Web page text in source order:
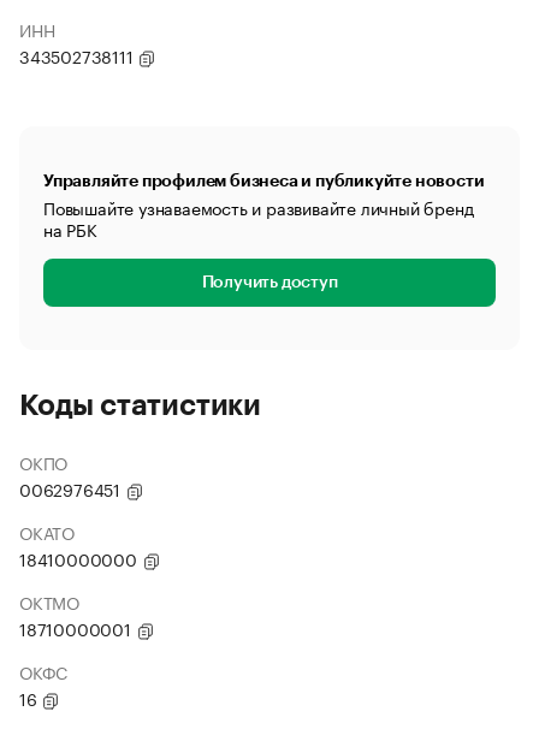
ИНН
343502738111
Управляйте профилем бизнеса и публикуйте новости
Повышайте узнаваемость и развивайте личный бренд
на РБК
Получить доступ
Коды статистики
ОКПО
0062976451
ОКАТО
18410000000
ОКТМО
18710000001
ОКФС
16